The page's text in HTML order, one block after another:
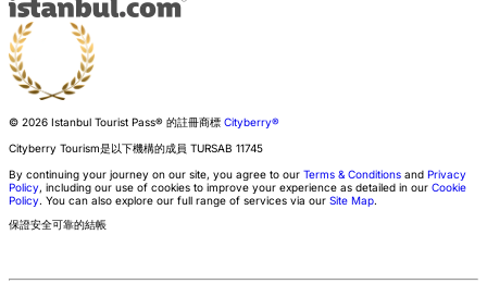
© 2026 Istanbul Tourist Pass® 的註冊商標 Cityberry®
Cityberry Tourism是以下機構的成員 TURSAB 11745
By continuing your journey on our site, you agree to our Terms & Conditions and Privacy
Policy, including our use of cookies to improve your experience as detailed in our Cookie
Policy. You can also explore our full range of services via our Site Map.
保證安全可靠的結帳